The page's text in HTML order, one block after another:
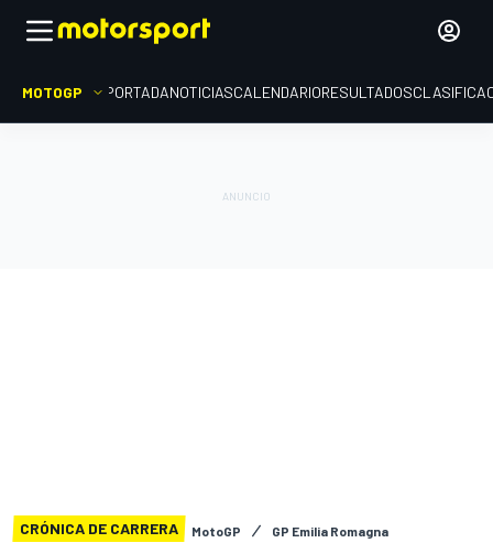
MOTOGP PORTADANOTICIASCALENDARIORESULTADOS
CRÓNICA DE CARRERA MotoGP GP Emilia Romagna